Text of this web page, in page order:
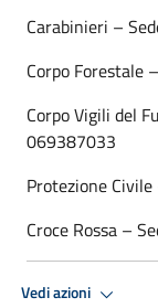
Carabinieri –
Corpo Forestale
Corpo Vigili del
069387033
Protezione
Croce Rossa –
Vedi azioni